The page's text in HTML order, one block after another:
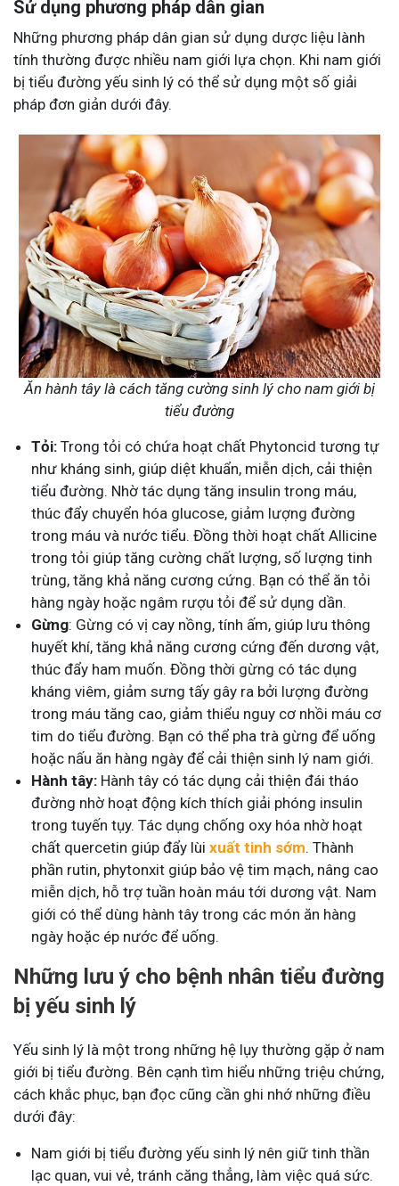
Sử dụng phương pháp dân gian
Những phương pháp dân gian sử dụng dược liệu lành
tính thường được nhiều nam giới lựa chọn. Khi nam giới
bị tiểu đường yếu sinh lý có thể sử dụng một số giải
pháp đơn giản dưới đây.
Ăn hành tây là cách tăng cường sinh lý cho nam giới bị
tiểu đường
Tỏi: Trong tỏi có chứa hoạt chất Phytoncid tương tự
như kháng sinh, giúp diệt khuẩn, miễn dịch, cải thiện
tiểu đường. Nhờ tác dụng tăng insulin trong máu,
thúc đẩy chuyển hóa glucose, giảm lượng đường
trong máu và nước tiểu. Đồng thời hoạt chất Allicine
trong tỏi giúp tăng cường chất lượng, số lượng tinh
trùng, tăng khả năng cương cứng. Bạn có thể ăn tỏi
hàng ngày hoặc ngâm rượu tỏi để sử dụng dần.
Gừng: Gừng có vị cay nồng, tính ấm, giúp lưu thông
huyết khí, tăng khả năng cương cứng đến dương vật,
thúc đẩy ham muốn. Đồng thời gừng có tác dụng
kháng viêm, giảm sưng tấy gây ra bởi lượng đường
trong máu tăng cao, giảm thiểu nguy cơ nhồi máu cơ
tim do tiểu đường. Bạn có thể pha trà gừng để uống
hoặc nấu ăn hàng ngày để cải thiện sinh lý nam giới.
Hành tây: Hành tây có tác dụng cải thiện đái tháo
đường nhờ hoạt động kích thích giải phóng insulin
trong tuyến tụy. Tác dụng chống oxy hóa nhờ hoạt
chất quercetin giúp đẩy lùi xuất tinh sớm. Thành
phần rutin, phytonxit giúp bảo vệ tim mạch, nâng cao
miễn dịch, hỗ trợ tuần hoàn máu tới dương vật. Nam
giới có thể dùng hành tây trong các món ăn hàng
ngày hoặc ép nước để uống.
Những lưu ý cho bệnh nhân tiểu đường
bị yếu sinh lý
Yếu sinh lý là một trong những hệ lụy thường gặp ở nam
giới bị tiểu đường. Bên cạnh tìm hiểu những triệu chứng,
cách khắc phục, bạn đọc cũng cần ghi nhớ những điều
dưới đây:
Nam giới bị tiểu đường yếu sinh lý nên giữ tinh thần
lạc quan, vui vẻ, tránh căng thẳng, làm việc quá sức.